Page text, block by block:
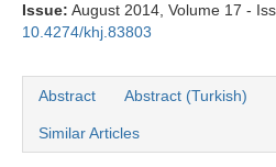
Issue: August 2014, Volume 17 -
10.4274/khj.83803
Abstract Abstract (Turkish)
Similar Articles